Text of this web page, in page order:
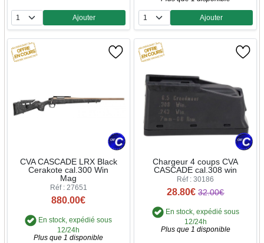
Quantité
Ajouter
Quantité
Ajouter
CVA CASCADE LRX Black
Cerakote cal.300 Win
Mag
Réf : 27651
880.00€
En stock, expédié sous
12/24h
Plus que 1 disponible
Chargeur 4 coups CVA
CASCADE cal.308 win
Réf : 30186
28.80€ 32.00€
En stock, expédié sous
12/24h
Plus que 1 disponible